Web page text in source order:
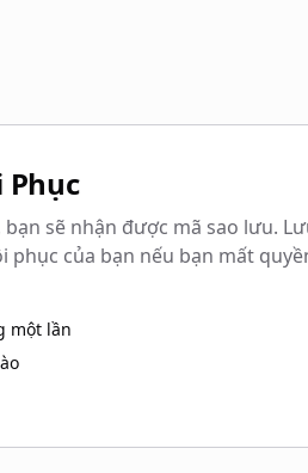
Phục
bạn sẽ nhận được mã sao lưu.
phục của bạn nếu bạn mất
một lần